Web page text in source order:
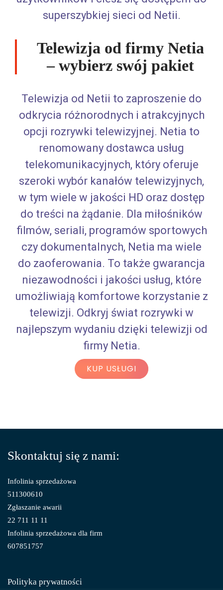
superszybkiej sieci od Netii.
Telewizja od firmy Netia
– wybierz swój pakiet
Telewizja od Netii to zaproszenie do
odkrycia różnorodnych i atrakcyjnych
opcji rozrywki telewizyjnej. Netia to
renomowany dostawca usług
telekomunikacyjnych, który oferuje
szeroki wybór kanałów telewizyjnych,
w tym wiele w jakości HD oraz dostęp
do treści na żądanie. Dla miłośników
filmów, seriali, programów sportowych
czy dokumentalnych, Netia ma wiele
do zaoferowania. To także gwarancja
niezawodności i jakości usług, które
umożliwiają komfortowe korzystanie z
telewizji. Odkryj świat rozrywki w
najlepszym wydaniu dzięki telewizji od
firmy Netia.
KUP USŁUGI
Skontaktuj się z nami:
Infolinia sprzedażowa
511300610
Zgłaszanie awarii
22 711 11 11
Infolinia sprzedażowa dla firm
607851757
Polityka prywatności